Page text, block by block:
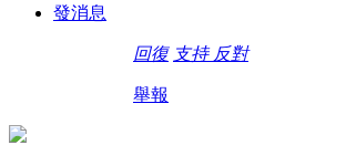
發消息
回復 支持 反對
舉報